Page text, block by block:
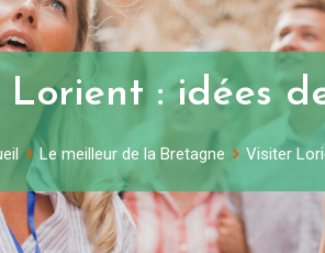
: idées
Le meilleur de la Bretagne Visiter